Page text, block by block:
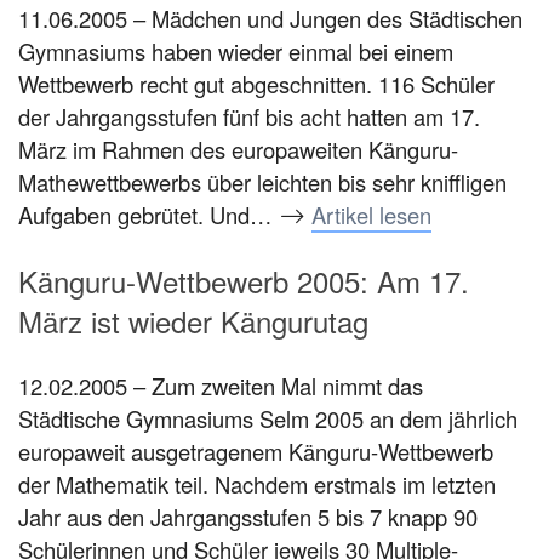
11.06.2005 – Mädchen und Jungen des Städtischen
Gymnasiums haben wieder einmal bei einem
Wettbewerb recht gut abgeschnitten. 116 Schüler
der Jahrgangsstufen fünf bis acht hatten am 17.
März im Rahmen des europaweiten Känguru-
Mathewettbewerbs über leichten bis sehr kniffligen
Aufgaben gebrütet. Und…
Artikel lesen
Känguru-Wettbewerb 2005: Am 17.
März ist wieder Kängurutag
12.02.2005 – Zum zweiten Mal nimmt das
Städtische Gymnasiums Selm 2005 an dem jährlich
europaweit ausgetragenem Känguru-Wettbewerb
der Mathematik teil. Nachdem erstmals im letzten
Jahr aus den Jahrgangsstufen 5 bis 7 knapp 90
Schülerinnen und Schüler jeweils 30 Multiple-